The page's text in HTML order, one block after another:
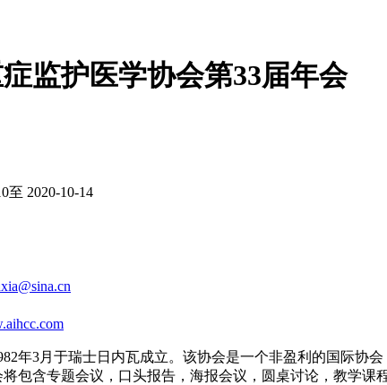
监护医学协会第33届年会
至 2020-10-14
年3月于瑞士日内瓦成立。该协会是一个非盈利的国际协
包含专题会议，口头报告，海报会议，圆桌讨论，教学